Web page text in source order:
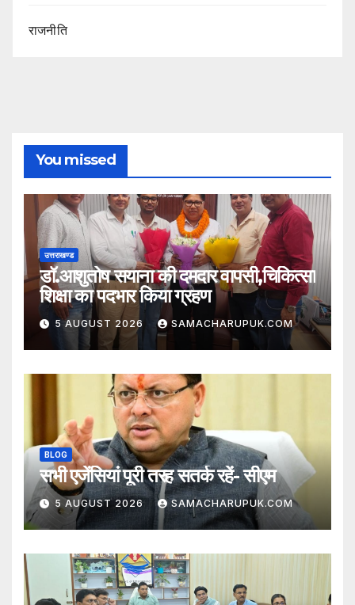
राजनीति
You missed
उत्तराखण्ड
डॉ.आशुतोष सयाना की दमदार वापसी,चिकित्सा
शिक्षा का पदभार किया ग्रहण
5 AUGUST 2026 SAMACHARUPUK.COM
BLOG
सभी एजेंसियां पूरी तरह सतर्क रहें- सीएम
5 AUGUST 2026 SAMACHARUPUK.COM